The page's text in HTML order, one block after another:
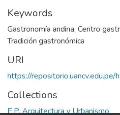
Keywords
Gastronomía andina, Centro
Tradición gastronómica
URI
https://
Collections
E.P. Arquitectura y Urbanismo